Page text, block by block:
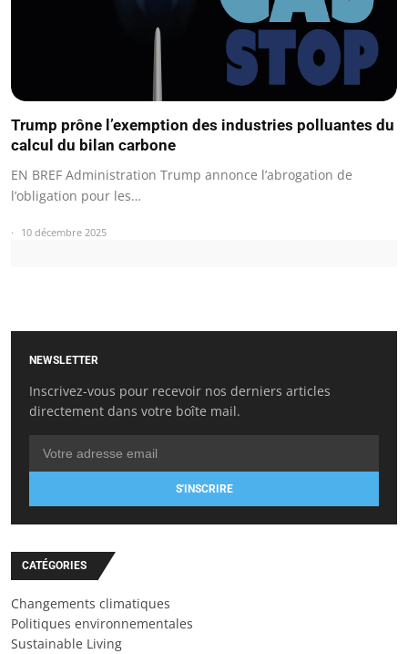
Trump prône l’exemption des industries polluantes du
calcul du bilan carbone
EN BREF Administration Trump annonce l’abrogation de
l’obligation pour les…
10 décembre 2025
NEWSLETTER
Inscrivez-vous pour recevoir nos derniers articles
directement dans votre boîte mail.
S'INSCRIRE
CATÉGORIES
Changements climatiques
Politiques environnementales
Sustainable Living